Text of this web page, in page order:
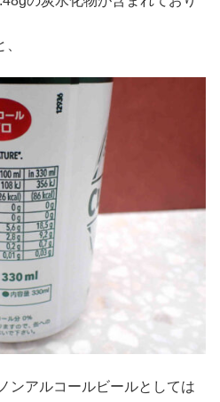
ンアルコールビールとしては